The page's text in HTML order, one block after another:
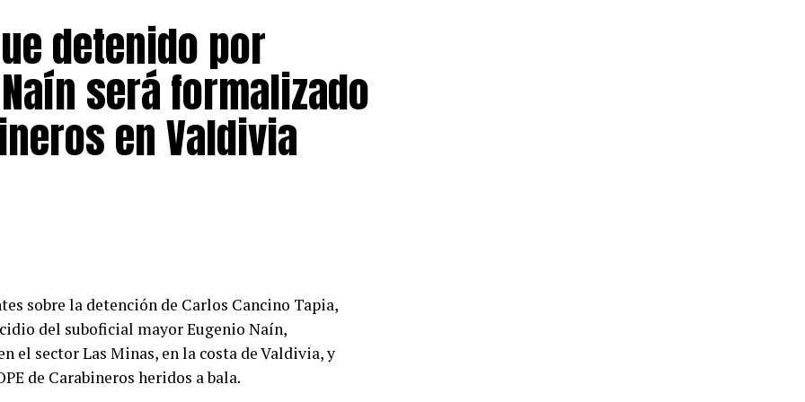
vigente la Alerta Amarilla por crecida
organismos que integran el Sistema Nacional
(Sinapred) a mantener una evaluación y
adoptando las medidas necesarias para
activar los Comités para la Gestión del
el monitoreo constante de los cursos
contener eventuales desbordes que puedan
vial, la habilitación de canaletas o
detenido por
será formalizado
en Valdivia
sobre la detención de Carlos Cancino Tapia,
del suboficial mayor Eugenio Naín,
el sector Las Minas, en la costa de Valdivia, y
de Carabineros heridos a bala.